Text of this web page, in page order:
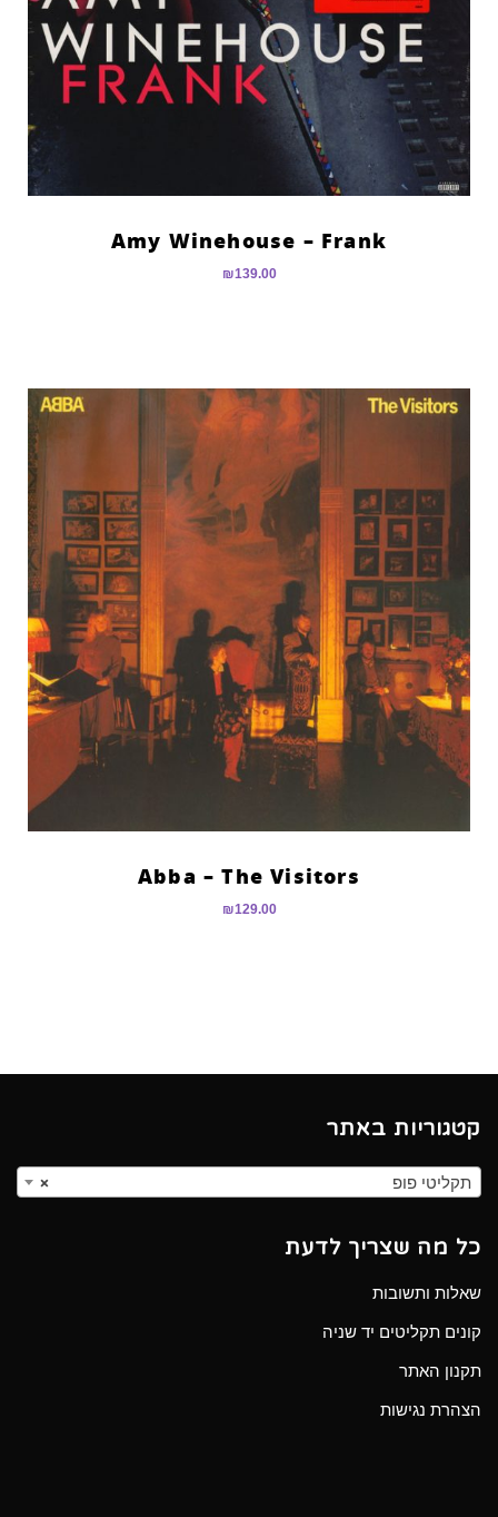
Amy Winehouse – Frank
₪139.00
Abba – The Visitors
₪129.00
קטגוריות באתר
× תקליטי פופ
כל מה שצריך לדעת
שאלות ותשובות
קונים תקליטים יד שניה
תקנון האתר
הצהרת נגישות